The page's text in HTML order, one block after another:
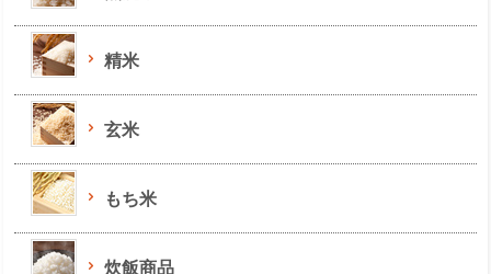
精米
玄米
もち米
炊飯商品